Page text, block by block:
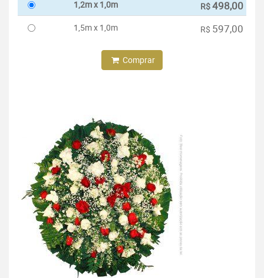
1,2m x 1,0m R$498,00
1,5m x 1,0m R$ 597,00
Comprar